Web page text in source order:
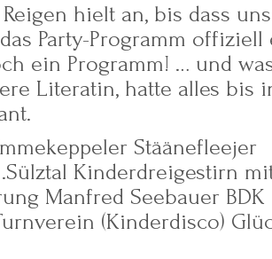
hielt an, bis dass
Party-Programm
ein Programm! … und
Literatin, hatte alles bis
Stäänefleejer
Kinderdreigestirn
Seebauer BDK
(Kinderdisco)